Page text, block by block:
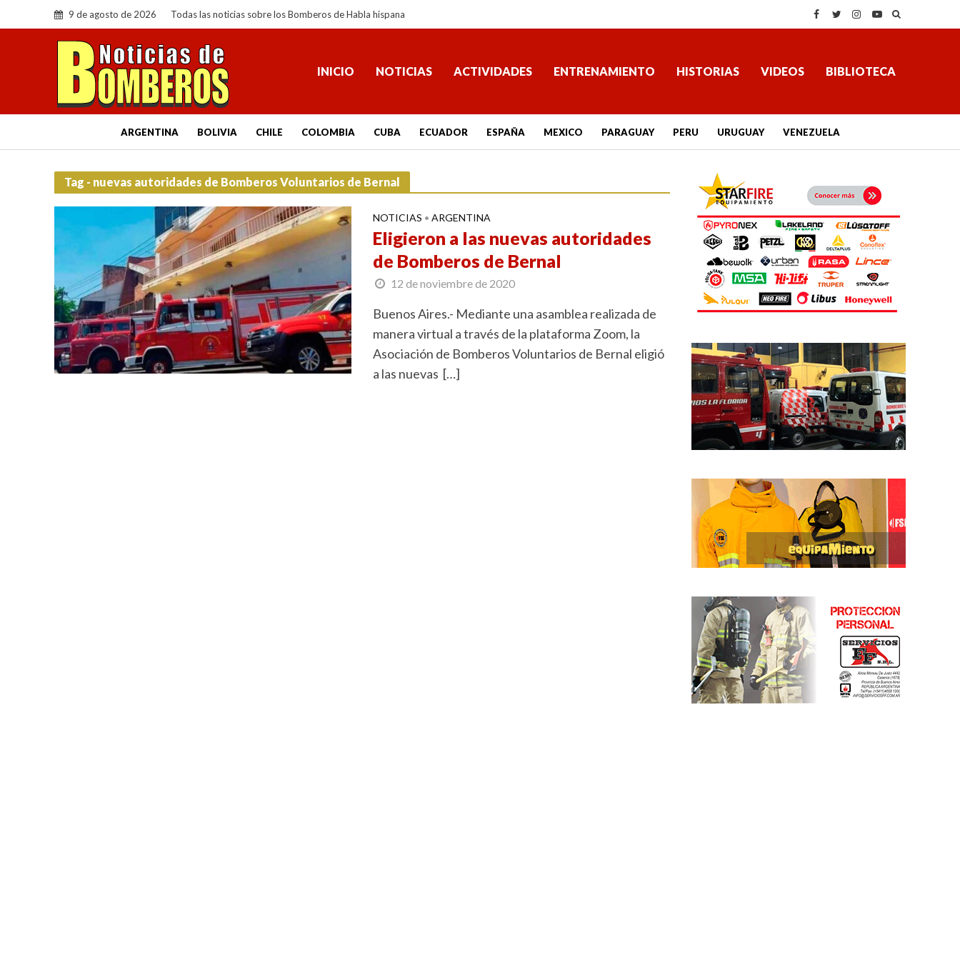
9 de agosto de 2026 Todas las noticias sobre los Bomberos de Habla hispana
INICIO NOTICIAS ACTIVIDADES ENTRENAMIENTO HISTORIAS VIDEOS BIBLIOTECA
ARGENTINA BOLIVIA CHILE COLOMBIA CUBA ECUADOR ESPAÑA MEXICO PARAGUAY PERU URUGUAY VENEZUELA
Tag - nuevas autoridades de Bomberos Voluntarios de Bernal
NOTICIAS • ARGENTINA
Eligieron a las nuevas autoridades
de Bomberos de Bernal
12 de noviembre de 2020
Buenos Aires.- Mediante una asamblea realizada de
manera virtual a través de la plataforma Zoom, la
Asociación de Bomberos Voluntarios de Bernal eligió
a las nuevas […]